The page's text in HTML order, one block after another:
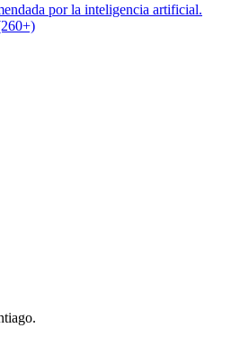
por la inteligencia artificial.
.